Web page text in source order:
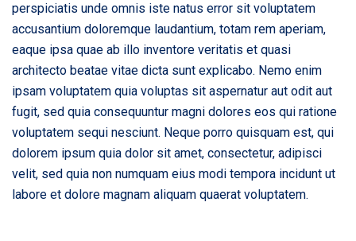
perspiciatis unde omnis iste natus error sit voluptatem
accusantium doloremque laudantium, totam rem aperiam,
eaque ipsa quae ab illo inventore veritatis et quasi
architecto beatae vitae dicta sunt explicabo. Nemo enim
ipsam voluptatem quia voluptas sit aspernatur aut odit aut
fugit, sed quia consequuntur magni dolores eos qui ratione
voluptatem sequi nesciunt. Neque porro quisquam est, qui
dolorem ipsum quia dolor sit amet, consectetur, adipisci
velit, sed quia non numquam eius modi tempora incidunt ut
labore et dolore magnam aliquam quaerat voluptatem.